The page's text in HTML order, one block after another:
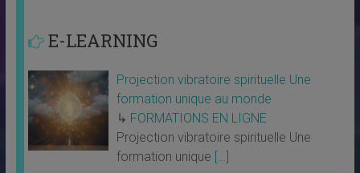
E-LEARNING
Projection vibratoire spirituelle Une
formation unique au monde
↳ FORMATIONS EN LIGNE
Projection vibratoire spirituelle Une
formation unique […]